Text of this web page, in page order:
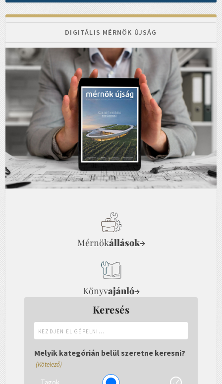
DIGITÁLIS MÉRNÖK ÚJSÁG
Mérnökállások→
Könyvajánló→
Keresés
el
gépelni...
Melyik kategórián belül szeretne keresni?
(Kötelező)